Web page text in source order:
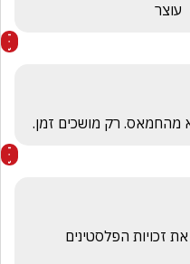
עוצר
מהחמאס. רק מושכים זמן.